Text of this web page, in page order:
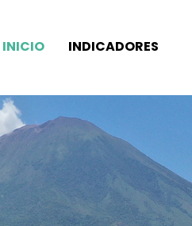
INICIO INDICADORES